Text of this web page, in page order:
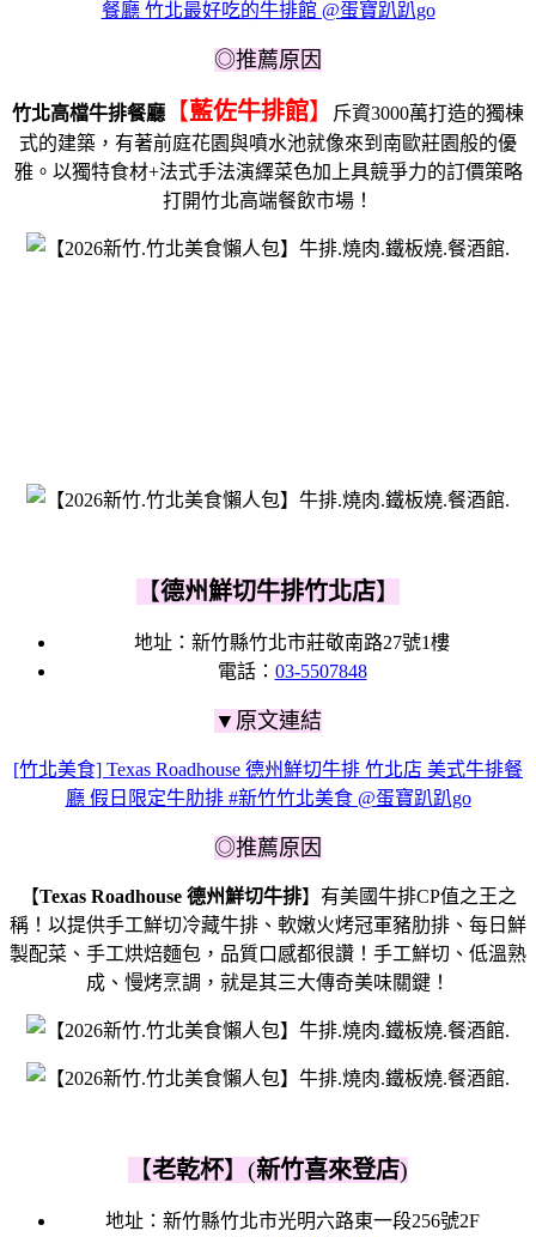
餐廳 竹北最好吃的牛排館 @蛋寶趴趴go
◎推薦原因
竹北高檔牛排餐廳 【藍佐牛排館】
斥資3000萬打造的獨棟
式的建築，有著前庭花園與噴水池就像來到南歐莊園般的優
雅。以獨特食材+法式手法演繹菜色加上具競爭力的訂價策略
打開竹北高端餐飲市場！
【德州鮮切牛排竹北店】
地址：新竹縣竹北市莊敬南路27號1樓
電話： 03-5507848
▼原文連結
[竹北美食] Texas Roadhouse 德州鮮切牛排 竹北店 美式牛排餐
廳 假日限定牛肋排 #新竹竹北美食 @蛋寶趴趴go
◎推薦原因
【Texas Roadhouse 德州鮮切牛排】有美國牛排CP值之王之
稱！以提供手工鮮切冷藏牛排、軟嫩火烤冠軍豬肋排、每日鮮
製配菜、手工烘焙麵包，品質口感都很讚！手工鮮切、低溫熟
成、慢烤烹調，就是其三大傳奇美味關鍵！
【老乾杯】(新竹喜來登店)
地址：新竹縣竹北市光明六路東一段256號2F